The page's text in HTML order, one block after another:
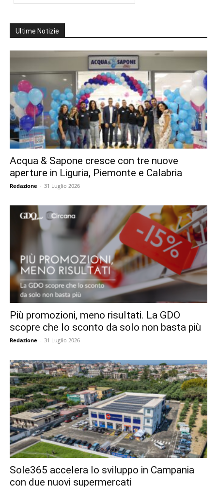
Ultime Notizie
Acqua & Sapone cresce con tre nuove
aperture in Liguria, Piemonte e Calabria
Redazione - 31 Luglio 2026
Più promozioni, meno risultati. La GDO
scopre che lo sconto da solo non basta più
Redazione - 31 Luglio 2026
Sole365 accelera lo sviluppo in Campania
con due nuovi supermercati